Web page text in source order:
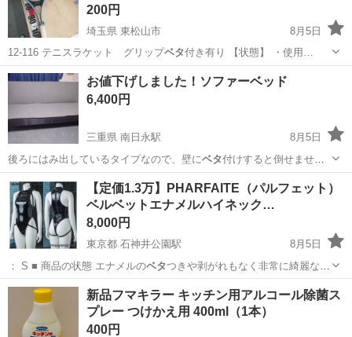
200円
埼玉県 東松山市
8月5日
12-116 テニスラケット グリップベタ 付き有り 【状態】 ・使用…
埼玉 東松山市 スポーツ 現地
お値下げしました！ソファーベッド
6,400円
三重県 南日永駅
8月5日
後ろにはみ出しているタイプなので、壁にベタ付けすると倒せませ
ん。 脚が5脚ついて…
三重 四日市市 南日永駅
【定価1.3万】PHARFAITE（パルフェット）
ベルベットエナメルハイネック…
8,000円
東京都 石神井公園駅
8月5日
： S ■ 商品の状態 エナメルのベタつきや剥がれもなく非常に綺麗な状
態です…
東京 練馬区 石神井公園駅 マリンスポーツ ブランド
新品フマキラー キッチン用アルコール除菌ス
プレー つけかえ用 400ml（1本）
400円